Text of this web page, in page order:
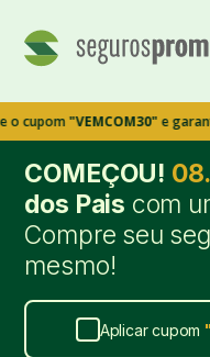
"VEMCOM30"e garanta30%
COMEÇOU!
dos Pais com
Compre seu
mesmo!
Aplicar cupom "